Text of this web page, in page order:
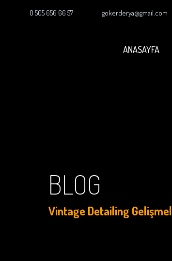
0 505 656 66 57 gokerderya@gmail.com
ANASAYFA
BLOG
Vintage Detailing